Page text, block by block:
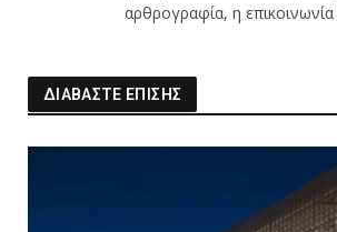
αρθρογραφία, η
ΔΙΑΒΑΣΤΕ ΕΠΙΣΗΣ